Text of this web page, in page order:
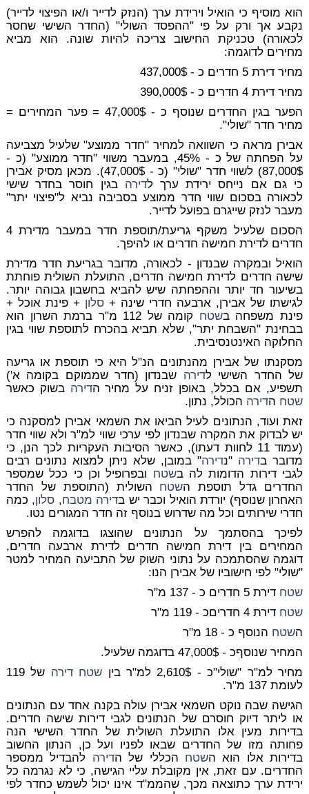
הוא מוסיף כי הואיל וירידת ערך (הנזק לדייר ו/או הפיצוי לדייר)
נקבע אך ורק על פי "ההפסד השולי" (החדר השישי שחסר
לכאורה) טכניקת החישוב צריכה להיות שונה. הוא מביא
מחירים לדוגמה:
מחיר דירת 5 חדרים כ - 437,000$
מחיר דירת 4 חדרים כ - 390,000$
הפער בגין החדרים שנוסף כ - 47,000$ = פער המחירים =
מחיר חדר "שולי".
אבירן מראה כי השוואה למחיר "חדר ממוצע" שלעיל מצביעה
על הפחתה של כ - 45%, במעבר משווי "חדר ממוצע" (כ -
87,000$) לשווי חדר "שולי" (כ - 47,000$). מכאן מסיק אבירן
כי גם אם נייחס ירידת ערך לדירה בגין חוסר בחדר שישי
לכאורה בסכום שווי חדר ממוצע בסביבה נביא ל"פיצוי יתר"
מעבר לנזק שייגרם בפועל לדייר.
הסכום שלעיל משקף גריעת/תוספת חדר במעבר מדירת 4
חדרים לדירת חמישה חדרים או להיפך.
הואיל ובמקרה שבנדון - לכאורה, מדובר בגריעת חדר מדירת
שישה חדרים לדירת חמישה חדרים, התועלת השולית פוחתת
בשיעור חד יותר וההפחתה שיש להביא בחשבון גבוהה יותר.
לגישתו של אבירן, ארבעה חדרי שינה +סלון + פינת אוכל +
פינת משפחה בשטח
קומה של 112 מ"ר ברמת השרון הוא
בבחינת "השבחת יתר", שלא תביא בהכרח לתוספת שווי בגין
החלוקה האינטנסיבית.
מסקנתו של אבירן מהנתונים הנ"ל היא כי תוספת או גריעה
של החדר השישי לדירה שבנדון (חדר שממוקם בקומה א')
תשפיע, אם בכלל, באופן זניח על מחיר הדירה בשוק כאשר
שטח הדירה הכולל, נתון.
זאת ועוד, הנתונים לעיל הביאו את השמאי אבירן למסקנה כי
יש לבדוק את המקרה שבנדון לפי ערכי שווי למ"ר ולא שווי חדר
(עמוד 11 לחוות דעתו), כאשר הסיבות העקריות לכך הנן, כי
מדובר בדירה "נדירה" במובן, שלא ניתן למצוא נתונים רבים
לגבי דירות הדומות לה בשטח ובפרופיל וכן כי ככל שמספר
החדרים גדל תוספת השטח השולית (התוספת של החדר
האחרון שנוסף) יורדת הואיל וכבר יש בדירה מטבח, סלון, כמה
חדרי שירותים וכל מה שדרוש בנוסף זה חדר המגורים נטו.
לפיכך בהסתמך על הנתונים שהוצגו בדוגמה להפרש
המחירים בין דירת חמישה חדרים לדירת ארבעה חדרים,
דוגמה שהסתמכה על נתוני השוק של התביעה המחיר למטר
"שולי" לפי חישוביו של אבירן הנו:
שטח דירת 5 חדרים כ - 137 מ"ר
שטח דירת 4 חדריםכ - 119 מ"ר
השטח הנוסף כ - 18 מ"ר
המחיר שנוסףכ - 47,000$ בדוגמה שלעיל.
מחיר למ"ר "שולי"כ - 2,610$ למ"ר בין
שטח דירה
של 119
לעומת 137 מ"ר.
הגישה שבה נוקט השמאי אבירן עולה בקנה אחד עם הנתונים
או ליתר דיוק חוסרם של הנתונים לגבי דירות שישה חדרים.
בדירות מעין אלו התועלת השולית של החדר השישי הנה
פחותה מזו של החדרים שבאו לפניו ועל כן, הנתון החשוב
בדירות אלו הוא השטח הכללי של הדירה להבדיל ממספר
החדרים. עם זאת, אין מקובלת עליי הגישה, כי לא נגרמה כל
ירידת ערך כתוצאה מכך, שהממ"ד אינו יכול לשמש כחדר לפי